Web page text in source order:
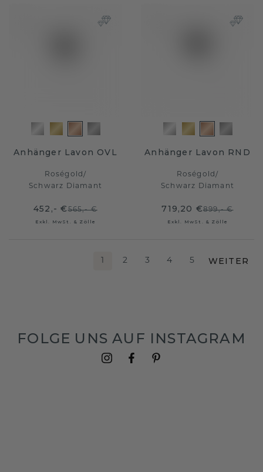
Anhänger Lavon OVL
Roségold/
Schwarz Diamant
452,- €565,- €
Exkl. MwSt. & Zölle
Anhänger Lavon RND
Roségold/
Schwarz Diamant
719,20 €899,- €
Exkl. MwSt. & Zölle
1 2 3 4 5 WEITER
FOLGE UNS AUF INSTAGRAM